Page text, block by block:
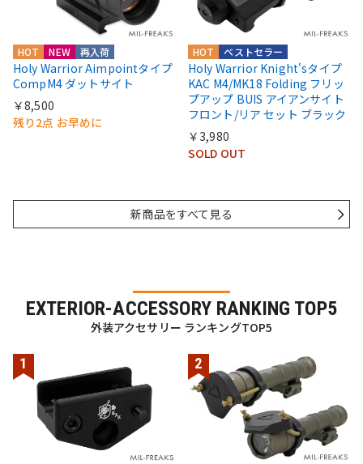
HOT NEW 再入荷
Holy Warrior Aimpointタイプ
CompM4 ダットサイト
￥8,500
残り2点 お早めに
HOT ベストセラー
Holy Warrior Knight'sタイプ
KAC M4/MK18 Folding フリッ
プアップ BUIS アイアンサイト
フロント/リア セット ブラック
￥3,980
SOLD OUT
新商品をすべて見る
EXTERIOR-ACCESSORY RANKING TOP5
外装アクセサリー ランキングTOP5